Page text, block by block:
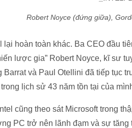
Robert Noyce (đứng giữa),
lại hoàn toàn khác. Ba CEO đầu
lược gia” Robert Noyce, kĩ sư
Barrat và Paul Otellini đã tiếp tục
lịch sử 43 năm tồn tại của
cũng theo sát Microsoft trong
PC trở nên lãnh đạm và sự